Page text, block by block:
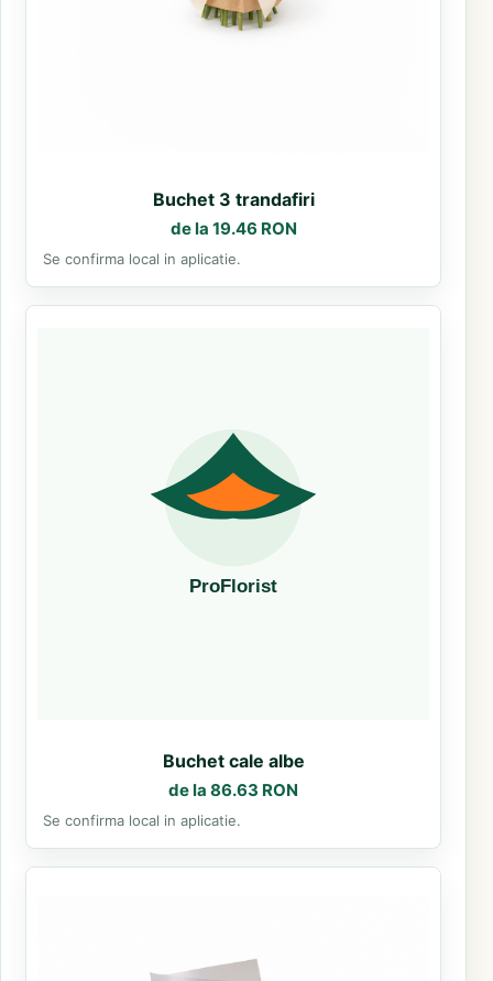
Buchet 3 trandafiri
de la 19.46 RON
Se confirma local in aplicatie.
Buchet cale albe
de la 86.63 RON
Se confirma local in aplicatie.